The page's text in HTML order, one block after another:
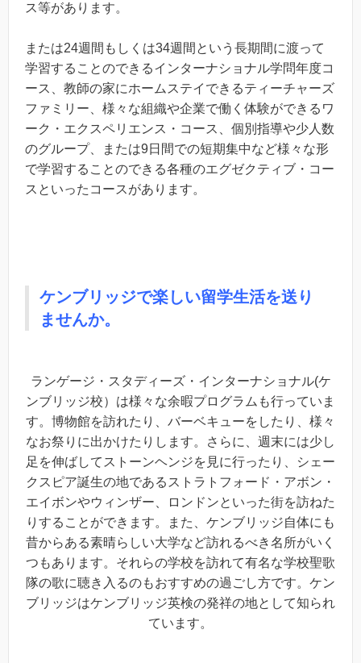
ス等があります。
または24週間もしくは34週間という長期間に渡って
学習することのできるインターナショナル学問年度コ
ース、教師の家にホームステイできるティーチャーズ
ファミリー、様々な組織や企業で働く体験ができるワ
ーク・エクスペリエンス・コース、個別指導や少人数
のグループ、または9日間での短期集中など様々な形
で学習することのできる各種のエグゼクティブ・コー
スといったコースがあります。
ケンブリッジで楽しい留学生活を送り
ませんか。
ランゲージ・スタディーズ・インターナショナル(ケ
ンブリッジ校）は様々な余暇プログラムも行っていま
す。博物館を訪れたり、バーベキューをしたり、様々
なお祭りに出かけたりします。さらに、週末には少し
足を伸ばしてストーンヘンジを見に行ったり、シェー
クスピア誕生の地であるストラトフォード・アボン・
エイボンやウィンザー、ロンドンといった街を訪ねた
りすることができます。また、ケンブリッジ自体にも
昔からある素晴らしい大学など訪れるべき名所がいく
つもあります。それらの学校を訪れて有名な学校聖歌
隊の歌に聴き入るのもおすすめの過ごし方です。ケン
ブリッジはケンブリッジ英検の発祥の地として知られ
ています。